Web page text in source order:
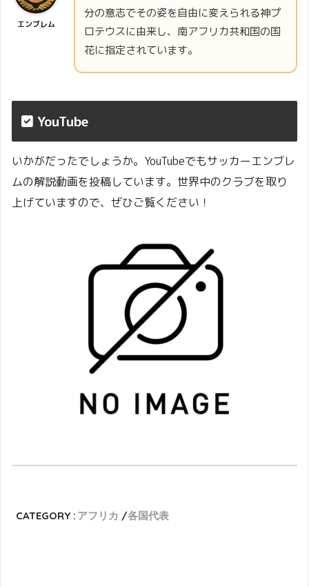
エンブレム
分の意志でその姿を自由に変えられる神プ
ロテウスに由来し、南アフリカ共和国の国
花に指定されています。
YouTube
いかがだったでしょうか。YouTubeでもサッカーエンブレ
ムの解説動画を投稿しています。世界中のクラブを取り
上げていますので、ぜひご覧ください！
CATEGORY : アフリカ 各国代表